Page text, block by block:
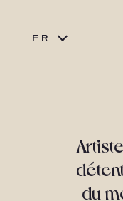
FR
du